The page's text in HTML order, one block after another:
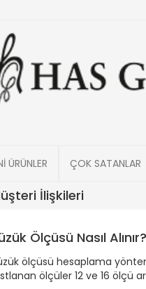
ÜRÜNLER ÇOK SATANLAR
İlişkileri
Ölçüsü Nasıl Alınır?
ölçüsü hesaplama
ölçüler 12 ve 16 ölçü